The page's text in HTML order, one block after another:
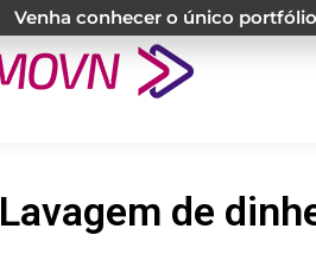
Lavagem de
Venha conhecer o único